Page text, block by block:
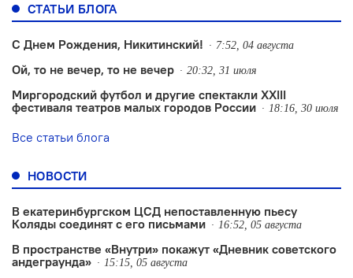
СТАТЬИ БЛОГА
С Днем Рождения, Никитинский! 7:52, 04 августа
Ой, то не вечер, то не вечер 20:32, 31 июля
Миргородский футбол и другие спектакли XXIII
фестиваля театров малых городов России
18:16, 30 июля
Все статьи блога
НОВОСТИ
В екатеринбургском ЦСД непоставленную пьесу
Коляды соединят с его письмами
16:52, 05 августа
В пространстве «Внутри» покажут «Дневник советского
андеграунда»
15:15, 05 августа